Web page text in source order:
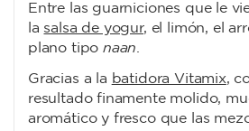
Entre las guarniciones que le
la salsa de yogur, el limón, el
plano tiponaan.
Gracias a la batidora Vitamix,
resultado finamente molido,
aromático y fresco que las